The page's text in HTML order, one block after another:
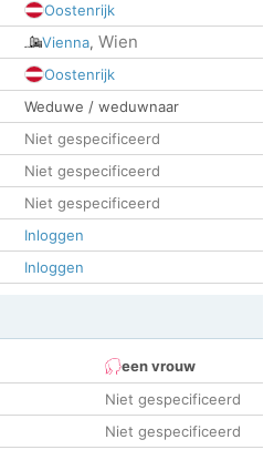
Oostenrijk
Vienna, Wien
Oostenrijk
Weduwe / weduwnaar
Niet gespecificeerd
Niet gespecificeerd
Niet gespecificeerd
Inloggen
Inloggen
een vrouw
Niet gespecificeerd
Niet gespecificeerd